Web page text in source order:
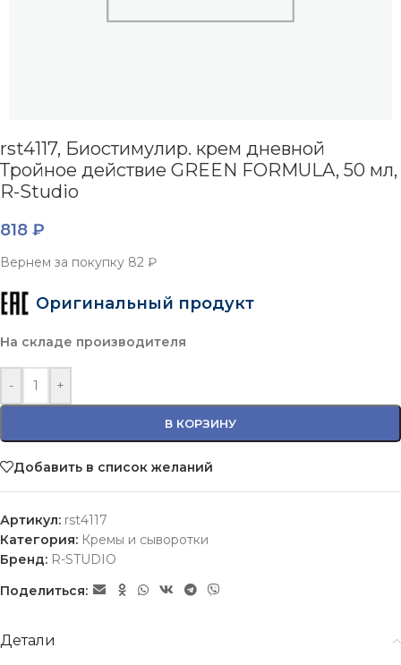
rst4117, Биостимулир. крем дневной
Тройное действие GREEN FORMULA, 50 мл,
R-Studio
818 ₽
Вернем за покупку 82 ₽
Оригинальный продукт
На складе производителя
- +
В КОРЗИНУ
Добавить в список желаний
Артикул: rst4117
Категория: Кремы и сыворотки
Бренд: R-STUDIO
Поделиться:
Детали